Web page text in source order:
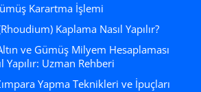
Gümüş Karartma İşlemi
Kaplama Nasıl Yapılır?
Yapılır: Uzman Rehberi
Yapma Teknikleri ve İpuçları